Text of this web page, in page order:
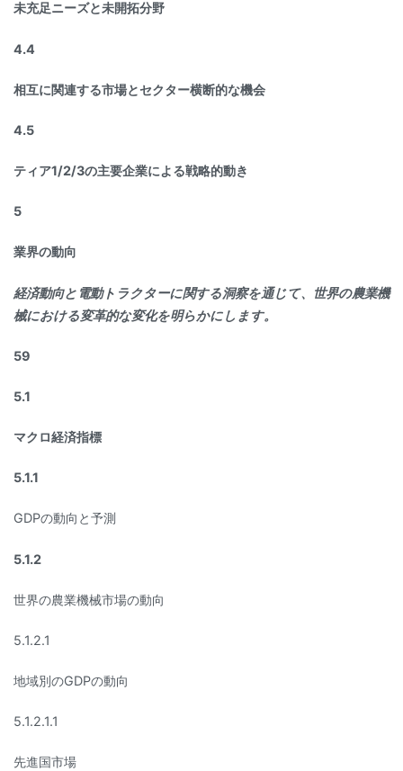
未充足ニーズと未開拓分野
4.4
相互に関連する市場とセクター横断的な機会
4.5
ティア1/2/3の主要企業による戦略的動き
5
業界の動向
経済動向と電動トラクターに関する洞察を通じて、世界の農業機
械における変革的な変化を明らかにします。
59
5.1
マクロ経済指標
5.1.1
GDPの動向と予測
5.1.2
世界の農業機械市場の動向
5.1.2.1
地域別のGDPの動向
5.1.2.1.1
先進国市場